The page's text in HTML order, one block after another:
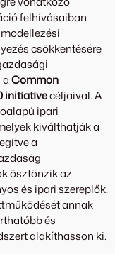
felhívásaiban
csökkentésére
Common
initiativecéljaival. A
ipari
kiválthatják a
a
ösztönzik az
és ipari szereplők,
annak
és
alakíthasson ki.